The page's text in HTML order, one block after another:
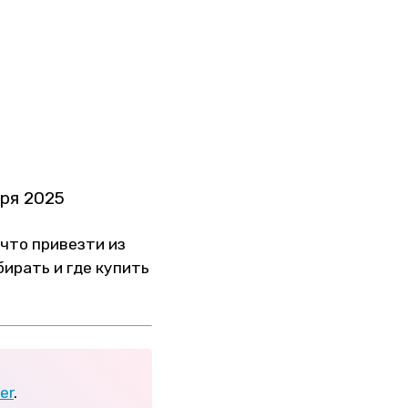
2025
привезти из
и где купить
.